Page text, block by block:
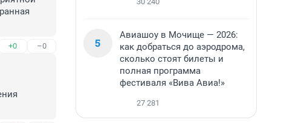
+0 –0 5
Авиашоу в Мочище — 2026:
как добраться до аэродрома,
сколько стоят билеты и
полная программа
фестиваля «Вива Авиа!»
27 281